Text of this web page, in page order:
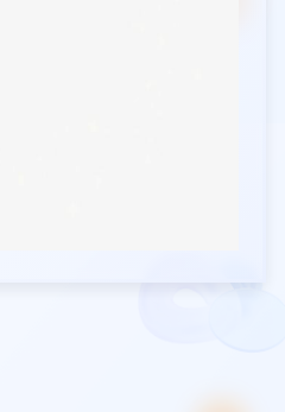
滑动时上层缓慢漂移，暗示额
共用”概念提前写进动势；整张